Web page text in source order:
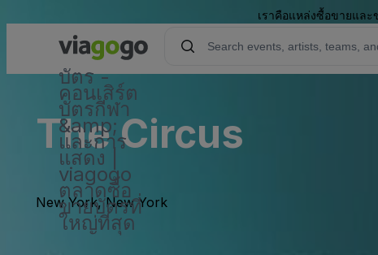
เราคือแหล่งซื้อขายแล
บัตร -
คอนเสิร์ต
บัตรกีฬา
&amp;
และการ
แสดง |
viagogo
ตลาดซื้อ
ขายบัตรที่
ใหญ่ที่สุด
The Circus
New York, New York